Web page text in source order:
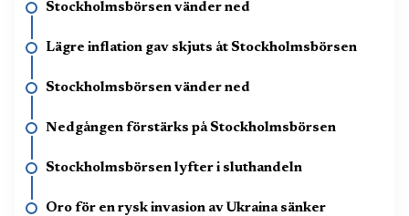
Stockholmsbörsen vänder ned
Lägre inflation gav skjuts åt Stockholmsbörsen
Stockholmsbörsen vänder ned
Nedgången förstärks på Stockholmsbörsen
Stockholmsbörsen lyfter i sluthandeln
Oro för en rysk invasion av Ukraina sänker